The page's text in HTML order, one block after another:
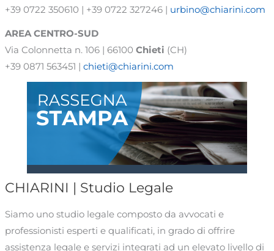
+39 0722 350610 | +39 0722 327246 | urbino@chiarini.com
AREA CENTRO-SUD
Via Colonnetta n. 106 | 66100 Chieti (CH)
+39 0871 563451 | chieti@chiarini.com
CHIARINI | Studio Legale
Siamo uno studio legale composto da avvocati e
professionisti esperti e qualificati, in grado di offrire
assistenza legale e servizi integrati ad un elevato livello di